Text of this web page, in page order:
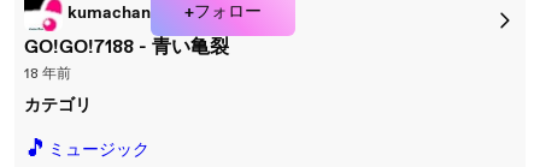
kumachan +フォロー
GO!GO!7188 - 青い亀裂
18 年前
カテゴリ
🎵 ミュージック